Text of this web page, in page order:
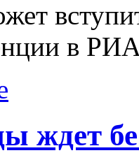
в
ждет